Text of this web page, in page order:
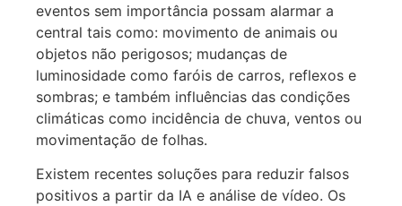
eventos sem importância possam alarmar a
central tais como: movimento de animais ou
objetos não perigosos; mudanças de
luminosidade como faróis de carros, reflexos e
sombras; e também influências das condições
climáticas como incidência de chuva, ventos ou
movimentação de folhas.
Existem recentes soluções para reduzir falsos
positivos a partir da IA e análise de vídeo. Os